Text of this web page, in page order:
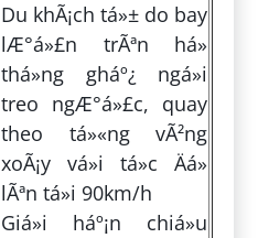
Du khÃ¡ch tá»± do bay
lÆ°á»£n trÃªn há»
thá»ng gháº¿ ngá»i
treo ngÆ°á»£c, quay
theo tá»«ng vÃ²ng
xoÃ¡y vá»i tá»c Äá»
lÃªn tá»i 90km/h
Giá»i háº¡n chiá»u